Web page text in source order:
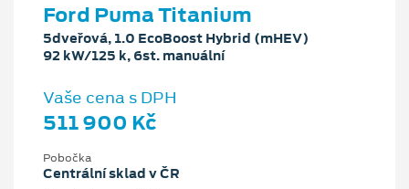
Ford Puma Titanium
5dveřová, 1.0 EcoBoost Hybrid (mHEV)
92 kW/125 k, 6st. manuální
Vaše cena s DPH
511 900 Kč
Pobočka
Centrální sklad v ČR